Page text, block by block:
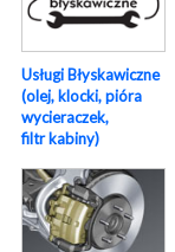
Usługi Błyskawiczne
(olej, klocki, pióra
wycieraczek,
filtr kabiny)